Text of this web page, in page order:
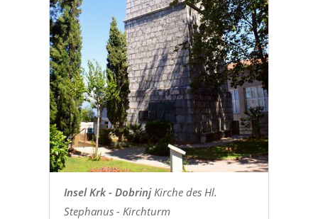
Insel Krk - DobrinjKirche des Hl.
Stephanus - Kirchturm